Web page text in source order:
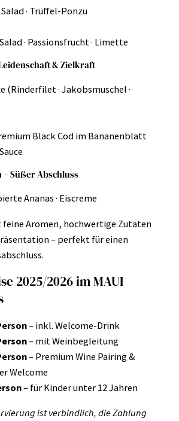
· Trüffel-Ponzu
· Passionsfrucht · Limette
& Zielkraft
(Rinderfilet · Jakobsmuschel ·
Black Cod im Bananenblatt
– Süßer Abschluss
Ananas · Eiscreme
feine Aromen, hochwertige Zutaten
– perfekt für einen
2025/2026 im MAUI
– inkl. Welcome-Drink
– mit Weinbegleitung
– Premium Wine Pairing &
Welcome
– für Kinder unter 12 Jahren
ist verbindlich, die Zahlung